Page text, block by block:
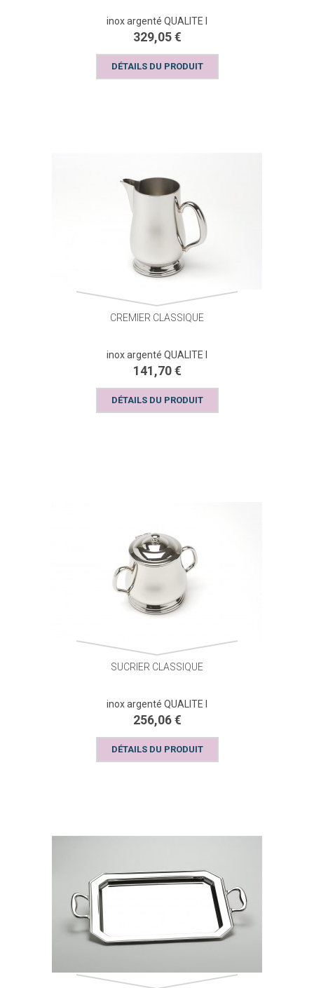
inox argenté QUALITE I
329,05 €
DÉTAILS DU PRODUIT
CREMIER CLASSIQUE
inox argenté QUALITE I
141,70 €
DÉTAILS DU PRODUIT
SUCRIER CLASSIQUE
inox argenté QUALITE I
256,06 €
DÉTAILS DU PRODUIT